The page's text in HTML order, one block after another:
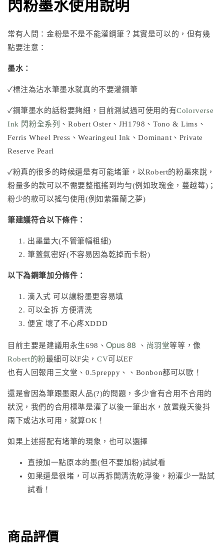
閃粉墨水使用說明
常有人問：金粉是不是不能灌鋼筆？其實是可以的，但有幾
點要注意：
墨水：
✓標注為沾水筆墨水就真的不要灌鋼筆
✓鋼筆墨水的話粉要夠細，目前測試過可使用的有Colorverse
Ink 閃粉全系列
、Robert Oster 、 JH1798 、Tono & Lims 、
Ferris Wheel Press 、Wearingeul Ink 、Dominant、Private
Reserve Pearl
✓粉真的很多的時候還是有可能堵筆，以Robert的粉墨來說，
粉量多的款可以不需要整瓶搖到均勻(例如玫瑰金，蔓越莓)；
粉少的款可以搖勻使用(例如紫羅蘭之夢)
筆建議符合以下條件：
出墨量大(不管筆幅粗細)
筆蓋氣密好(不容易因為乾掉而卡粉)
以下為鋼筆加分條件：
滴入式 可以讓粉墨更容易填
可以全拆 方便清洗
便宜 壞了不心疼XDDD
目前主要是建議用永生698、Opus 88 、 尚羽堂等等，像
Robert的粉最細可以F尖，CV可以EF
也有人回報用三文堂、0.5preppy、、Bonbon都可以歐！
還是會因為筆跟墨跟人品(?)的問題，多少會有合用不合用的
狀況，我們的合用標準是灌了以後一筆出水，放置幾天後抖
兩下或沾水可用，就算OK！
如果上述搭配有堵筆的現象，也可以選擇
直接加一點原本的墨(但不要加粉)試試看
如果還是很堵，可以再拆開清洗乾淨後，粉灌少一點試
試看！
商品評價